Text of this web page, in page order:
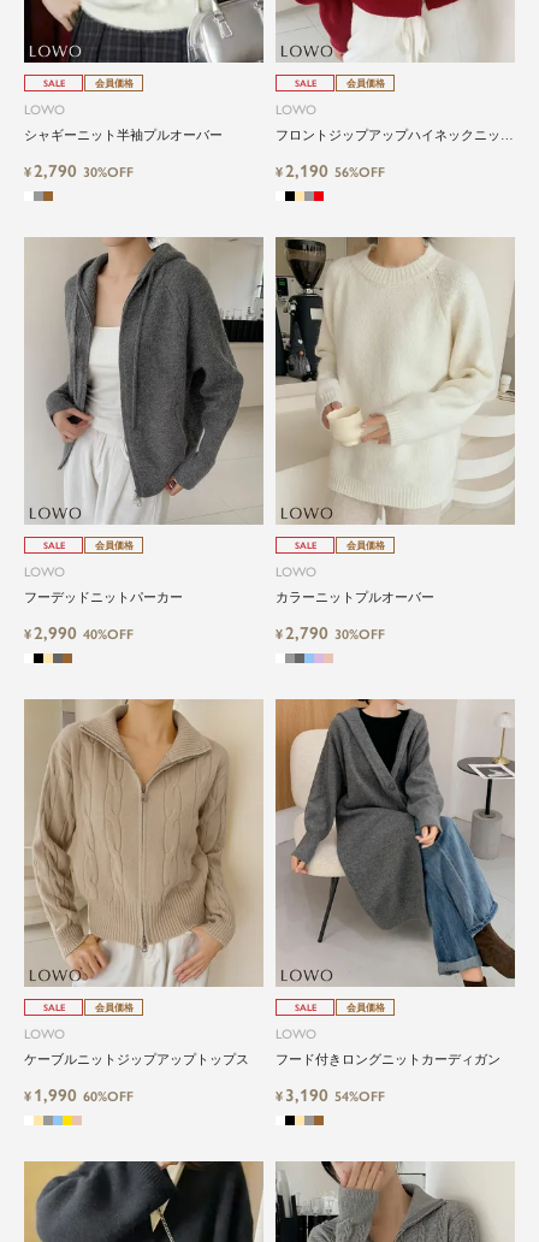
気軽に楽しめる低価格でトレンドを取
り入れたファッションブランド
LOWO（ロワ）は、アパレルはもちろん、インナ
ー、バッグやシューズ、小物まで、驚くほどリー
ズナブルにラインナップ。
毎日のコーデに、ちょっとした変化を。いつもの
自分に、ちょっとした彩りを。
LOWOは、頑張りすぎないおしゃれを応援しま
す。
close
SALE 会員価格
LOWO
シャギーニット半袖プルオーバー
¥2,790 30%OFF
SALE 会員価格
LOWO
フロントジップアップハイネックニット
¥2,190 56%OFF
SALE 会員価格
LOWO
フーデッドニットパーカー
¥2,990 40%OFF
SALE 会員価格
LOWO
カラーニットプルオーバー
¥2,790 30%OFF
SALE 会員価格
LOWO
ケーブルニットジップアップトップス
¥ 1,990 60%OFF
SALE 会員価格
LOWO
フード付きロングニットカーディガン
¥ 3,190 54%OFF